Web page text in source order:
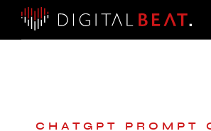
CHATGPT PROMPT